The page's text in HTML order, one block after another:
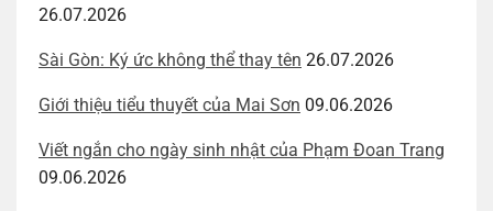
26.07.2026
Sài Gòn: Ký ức không thể thay tên 26.07.2026
Giới thiệu tiểu thuyết của Mai Sơn 09.06.2026
Viết ngắn cho ngày sinh nhật của Phạm Đoan Trang
09.06.2026